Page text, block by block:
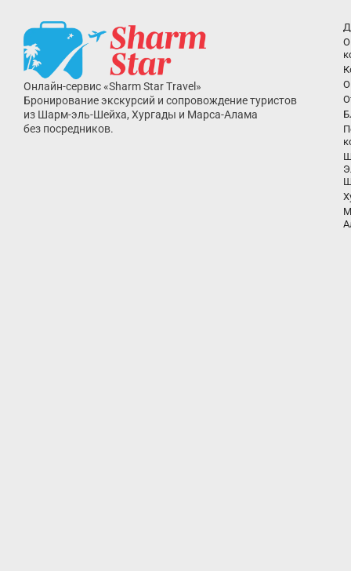
Онлайн-сервис «Sharm Star Travel»
Бронирование экскурсий и сопровождение туристов
из Шарм-эль-Шейха, Хургады и Марса-Алама
без посредников.
О